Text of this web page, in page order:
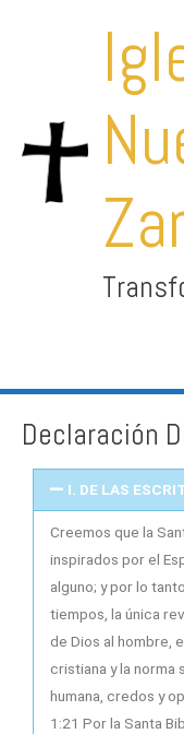
Declaración
I. DE LAS
Creemos que la
inspirados por el
alguno; y por lo
tiempos, la única
de Dios al hombre,
cristiana y la norma
humana, credos y
1:21 Por la Santa